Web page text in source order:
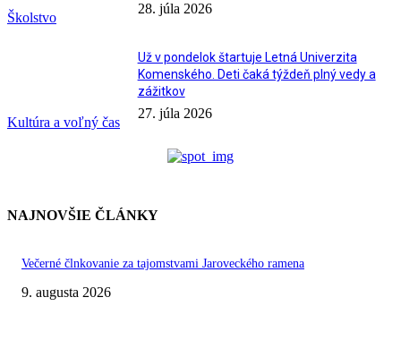
Školstvo
28. júla 2026
Kultúra a voľný čas
Už v pondelok štartuje Letná Univerzita
Komenského. Deti čaká týždeň plný vedy a
zážitkov
27. júla 2026
NAJNOVŠIE ČLÁNKY
Večerné člnkovanie za tajomstvami Jaroveckého ramena
9. augusta 2026